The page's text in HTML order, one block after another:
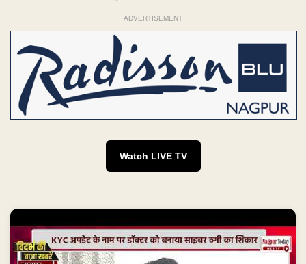
ADVERTISEMENT
Watch LIVE TV